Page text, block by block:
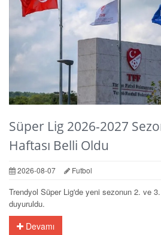
Süper Lig 2026-2027
Haftası Belli Oldu
2026-08-07 Futbol
Trendyol Süper Lig'de yeni sezonun 2. ve
duyuruldu.
Devamı